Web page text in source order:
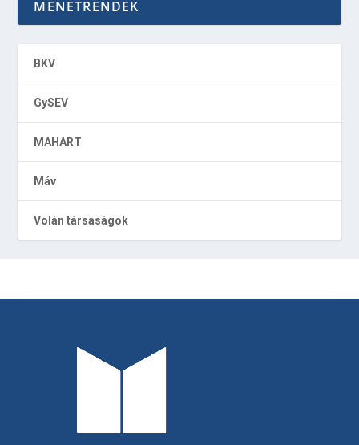
MENETRENDEK
BKV
GySEV
MAHART
Máv
Volán társaságok